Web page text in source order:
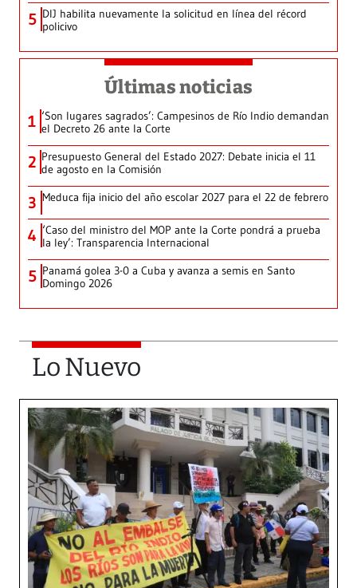
5 DIJ habilita nuevamente la solicitud en línea del récord
policivo
Últimas noticias
1 ‘Son lugares sagrados’: Campesinos de Río Indio demandan
el Decreto 26 ante la Corte
2 Presupuesto General del Estado 2027: Debate inicia el 11
de agosto en la Comisión
3 Meduca fija inicio del año escolar 2027 para el 22 de febrero
4 ‘Caso del ministro del MOP ante la Corte pondrá a prueba
la ley’: Transparencia Internacional
5 Panamá golea 3-0 a Cuba y avanza a semis en Santo
Domingo 2026
Lo Nuevo